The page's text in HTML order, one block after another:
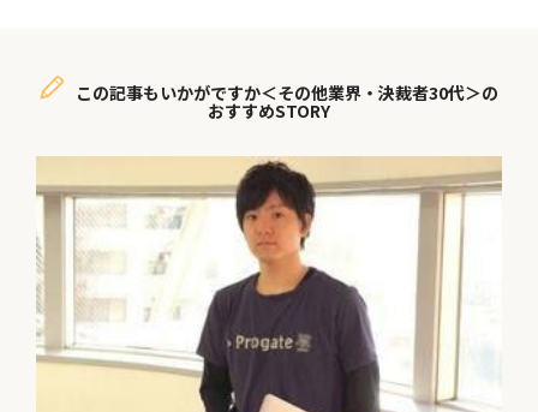
この記事もいかがですか＜その他業界・決裁者30代＞の
おすすめSTORY